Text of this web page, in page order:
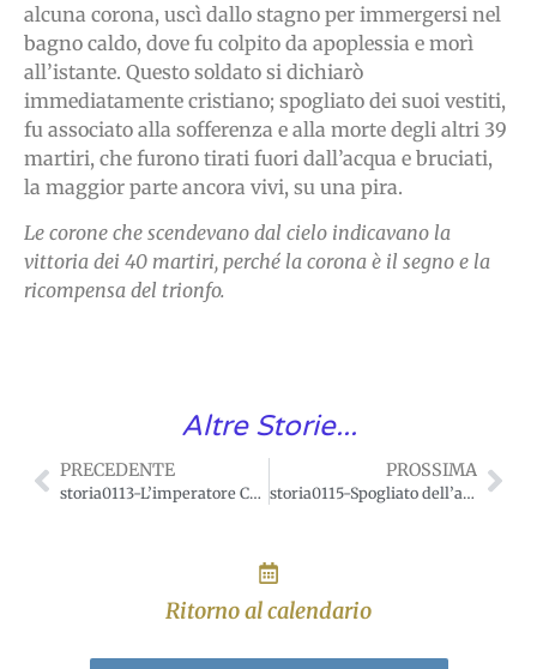
alcuna corona, uscì dallo stagno per immergersi nel
bagno caldo, dove fu colpito da apoplessia e morì
all’istante. Questo soldato si dichiarò
immediatamente cristiano; spogliato dei suoi vestiti,
fu associato alla sofferenza e alla morte degli altri 39
martiri, che furono tirati fuori dall’acqua e bruciati,
la maggior parte ancora vivi, su una pira.
Le corone che scendevano dal cielo indicavano la
vittoria dei 40 martiri, perché la corona è il segno e la
ricompensa del trionfo.
Altre Storie...
PRECEDENTE
storia0113-L’imperatore Costanzo e i suoi ufficiali cristiani.
PROSSIMA
storia0115-Spogliato dell’abito dal nemico.
Ritorno al calendario